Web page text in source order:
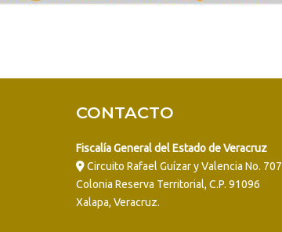
CONTACTO
Fiscalía General del Estado de Veracruz
Circuito Rafael Guízar y Valencia No. 707
Colonia Reserva Territorial, C.P. 91096
Xalapa, Veracruz.